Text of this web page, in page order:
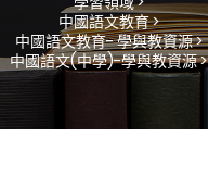
中國語文教育 >
中國語文教育- 學與教資源 >
中國語文(中學)-學與教資源 >